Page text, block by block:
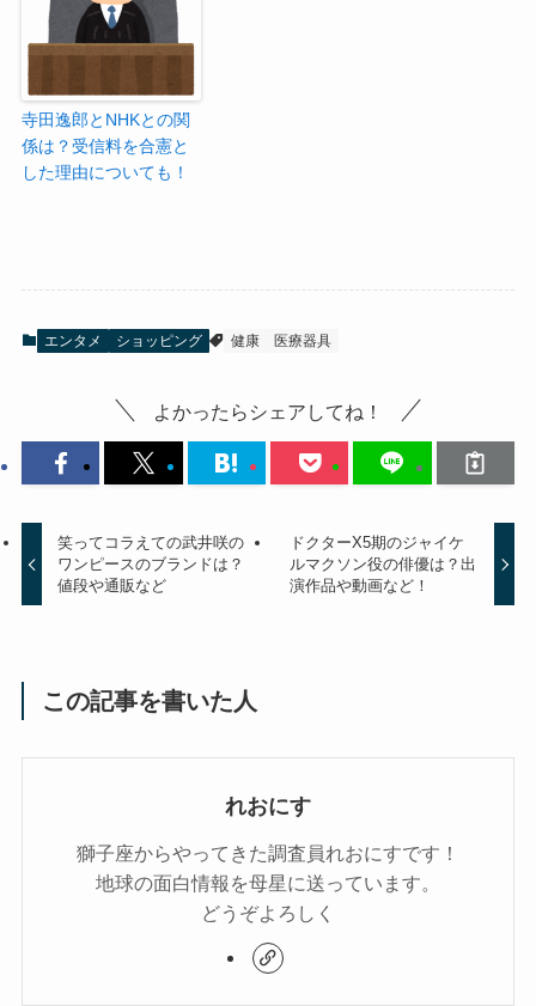
寺田逸郎とNHKとの関
係は？受信料を合憲と
した理由についても！
エンタメ ショッピング 健康 医療器具
よかったらシェアしてね！
笑ってコラえての武井咲の
ワンピースのブランドは？
値段や通販など
ドクターX5期のジャイケ
ルマクソン役の俳優は？出
演作品や動画など！
この記事を書いた人
れおにす
獅子座からやってきた調査員れおにすです！
地球の面白情報を母星に送っています。
どうぞよろしく